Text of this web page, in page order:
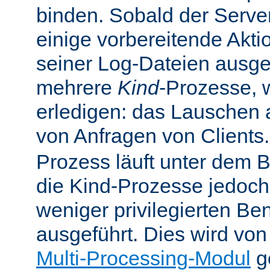
binden. Sobald der
einige vorbereitende
seiner Log-Dateien
mehrere Kind-Prozesse,
erledigen: das Lauschen
von Anfragen von
Prozess läuft unter dem
die Kind-Prozesse
weniger privilegierten
ausgeführt. Dies wird
Multi-Processing-Modul